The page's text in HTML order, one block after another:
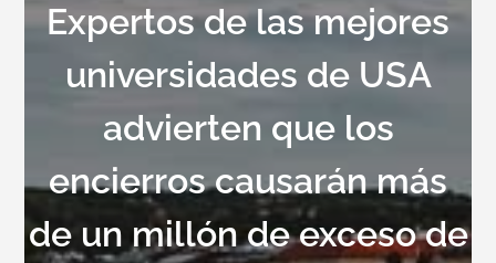
Expertos de las mejores
universidades de USA
advierten que los
encierros causarán más
de un millón de exceso de